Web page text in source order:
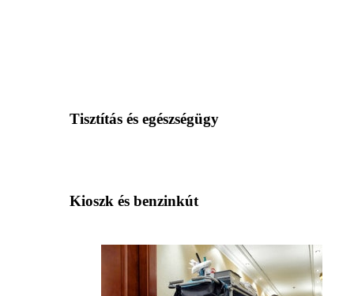
Tisztítás és egészségügy
Kioszk és benzinkút